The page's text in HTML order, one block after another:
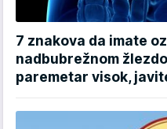
7 znakova da imate
nadbubrežnom
paremetar visok,